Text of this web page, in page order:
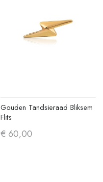
Gouden Tandsieraad Bliksem
Flits
€ 60,00